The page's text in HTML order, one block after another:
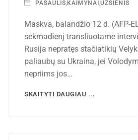
PASAULIS KAIMYNAI UŽSIENIS
Maskva, balandžio 12 d. (AFP-
sekmadienį transliuotame
Rusija nepratęs stačiatikių
paliaubų su Ukraina, jei
nepriims jos…
SKAITYTI DAUGIAU ...